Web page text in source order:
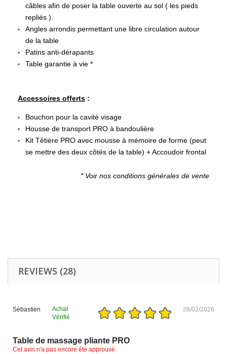
câbles afin de poser la table ouverte au sol ( les pieds
repliés ).
Angles arrondis permettant une libre circulation autour
de la table
Patins anti-dérapants
Table garantie à vie *
Accessoires offerts :
Bouchon pour la cavité visage
Housse de transport PRO à bandoulière
Kit Têtière PRO avec mousse à mémoire de forme (peut
se mettre des deux côtés de la table) + Accoudoir frontal
* Voir nos conditions générales de vente
REVIEWS (28)
Sébastien
Achat
Vérifié
28/02/2026
Table de massage pliante PRO
Cet avis n'a pas encore été approuvé